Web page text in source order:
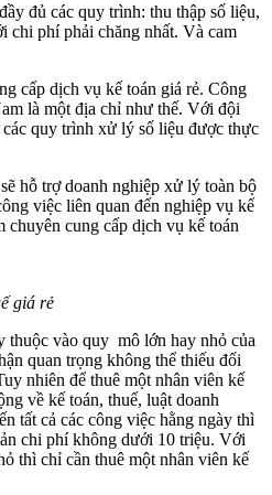
đủ các quy trình: thu thập số liệu,
chi phí phải chăng nhất. Và cam
cấp dịch vụ kế toán giá rẻ. Công
là một địa chỉ như thế. Với đội
quy trình xử lý số liệu được thực
hỗ trợ doanh nghiệp xử lý toàn bộ
việc liên quan đến nghiệp vụ kế
chuyên cung cấp dịch vụ kế toán
giá rẻ
thuộc vào quy mô lớn hay nhỏ của
quan trọng không thể thiếu đối
nhiên để thuê một nhân viên kế
về kế toán, thuế, luật doanh
tất cả các công việc hằng ngày thì
chi phí không dưới 10 triệu. Với
thì chỉ cần thuê một nhân viên kế